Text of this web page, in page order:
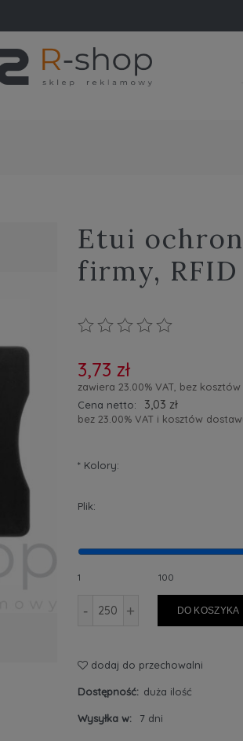
Etui
firmy, RFID
3,73 zł
zawiera 23.00% VAT, bez
Cena netto:
3,03 zł
bez 23.00% VAT i kosztów
* Kolory:
Plik:
1 100
- + DO KOSZYKA
dodaj do przechowalni
Dostępność: duża ilość
Wysyłka w: 7 dni